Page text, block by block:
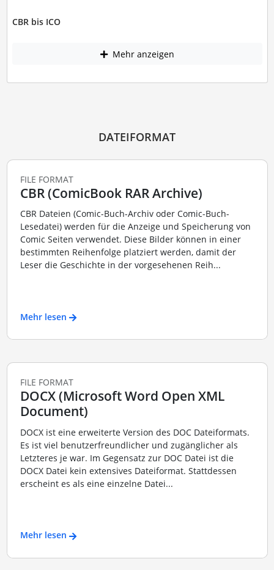
CBR bis ICO
Mehr anzeigen
DATEIFORMAT
FILE FORMAT
CBR (ComicBook RAR Archive)
CBR Dateien (Comic-Buch-Archiv oder Comic-Buch-
Lesedatei) werden für die Anzeige und Speicherung von
Comic Seiten verwendet. Diese Bilder können in einer
bestimmten Reihenfolge platziert werden, damit der
Leser die Geschichte in der vorgesehenen Reih...
Mehr lesen
FILE FORMAT
DOCX (Microsoft Word Open XML
Document)
DOCX ist eine erweiterte Version des DOC Dateiformats.
Es ist viel benutzerfreundlicher und zugänglicher als
Letzteres je war. Im Gegensatz zur DOC Datei ist die
DOCX Datei kein extensives Dateiformat. Stattdessen
erscheint es als eine einzelne Datei...
Mehr lesen